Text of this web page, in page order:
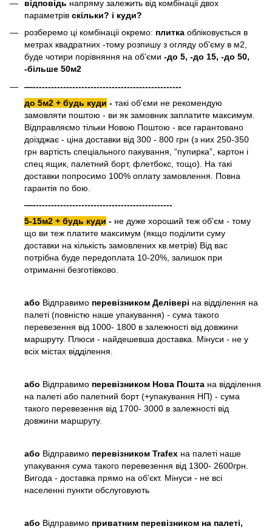
відповідь напряму залежить від комбінаціі двох
параметрів скільки? і куди?
розберемо ці комбінаціі окремо: плитка обліковується в
метрах квадратних -тому розпишу з огляду об'єму в м2,
буде чотири порівняння на об'єми -до 5, -до 15, -до 50,
-більше 50м2
—-------------------------------------------------
до 5м2 + будь куди - такі об'єми не рекомендую
замовляти поштою - ви як замовник заплатите максимум.
Відправляємо тільки Новою Поштою - все гарантовано
доізджає - ціна доставки від 300 - 800 грн (з них 250-350
грн вартість спеціального пакування, “пупирка”, картон і
спец ящик, палетний борт, флетбокс, тощо). На такі
доставки попросимо 100% оплату замовлення. Повна
гарантія по бою.
—----------------------------------------------
5-15м2 + будь куди - не дуже хороший теж об'єм - тому
що ви теж платите максимум (якщо поділити суму
доставки на кількість замовлених кв.метрів) Від вас
потрібна буде передоплата 10-20%, залишок при
отриманні безготівково.
або Відправимо перевізником Делівері на відділення на
палеті (повністю наше упакування) - сума такого
перевезення від 1000- 1800 в залежності від довжини
маршруту. Плюси - найдешевша доставка. Мінуси - не у
всіх містах відділення.
або Відправимо перевізником Нова Пошта на відділення
на палеті або палетний борт (+упакування НП) - сума
такого перевезення від 1700- 3000 в залежності від
довжини маршруту.
або Відправимо перевізником Trafex на палеті наше
упакування сума такого перевезення від 1300- 2600грн.
Вигода - доставка прямо на об'єкт. Мінуси - не всі
населенні пункти обслуговують
або Відправимо приватним перевізником на палеті,